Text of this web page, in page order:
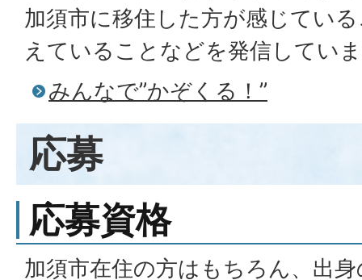
加須市に移住した方が感じてい
えていることなどを発信してい
みんなで”かぞくる！”
応募
応募資格
加須市在住の方はもちろん、出